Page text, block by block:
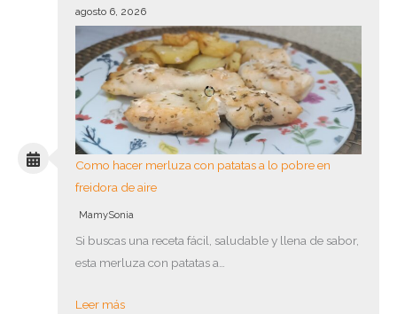
agosto 6, 2026
Como hacer merluza con patatas a lo pobre en
freidora de aire
MamySonia
Si buscas una receta fácil, saludable y llena de sabor,
esta merluza con patatas a…
Leer más